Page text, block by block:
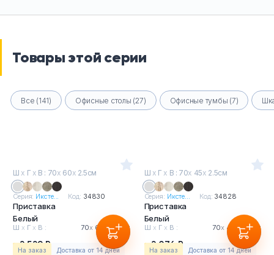
Товары этой серии
Все (141) Офисные столы (27) Офисные тумбы (7)
Ш х Г х В : 70х 60х 2.5см
Серия: Иксте... Код: 34830
Приставка
Белый
Ш х Г х В : 70х60 х2.5см
2 529 Р
На заказ Доставка от 14 дней
Ш х Г х В : 70х 45х 2.5см
Серия: Иксте... Код: 34828
Приставка
Белый
Ш х Г х В : 70х 45 х2.5см
2 076 Р
На заказ Доставка от 14 дней